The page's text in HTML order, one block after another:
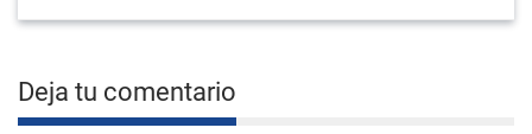
Deja tu comentario